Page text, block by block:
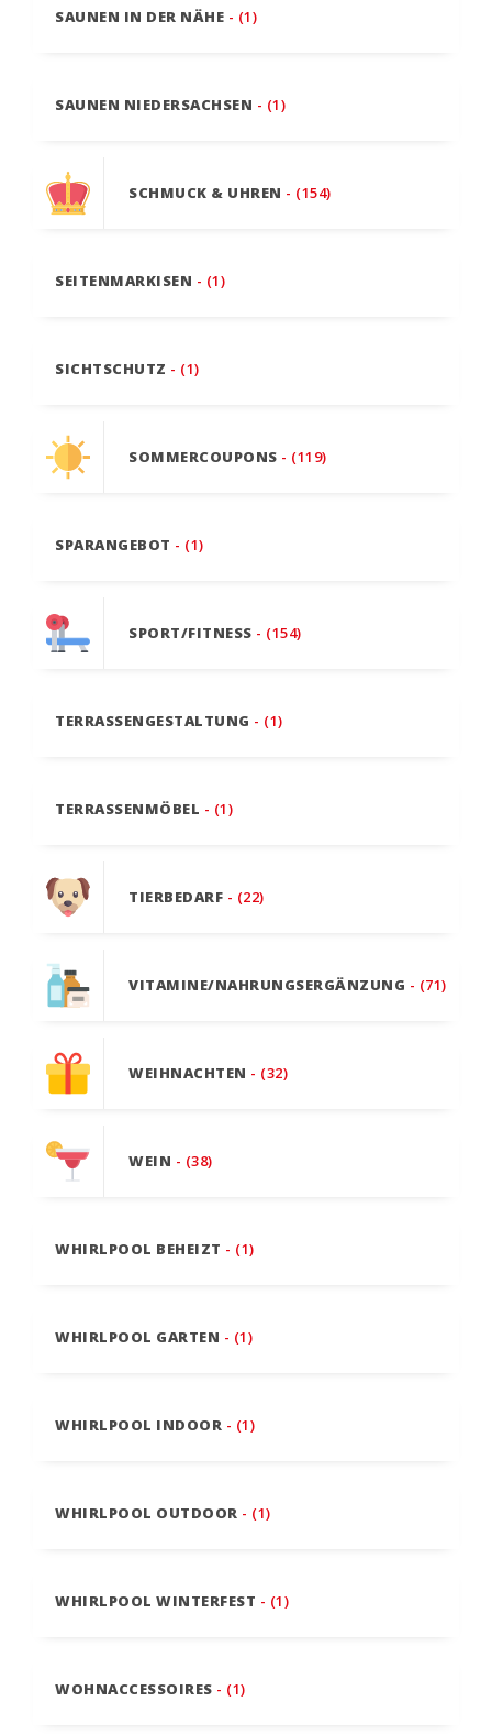
SAUNEN IN DER NÄHE - (1)
SAUNEN NIEDERSACHSEN - (1)
SCHMUCK & UHREN - (154)
SEITENMARKISEN - (1)
SICHTSCHUTZ - (1)
SOMMERCOUPONS - (119)
SPARANGEBOT - (1)
SPORT/FITNESS - (154)
TERRASSENGESTALTUNG - (1)
TERRASSENMÖBEL - (1)
TIERBEDARF - (22)
VITAMINE/NAHRUNGSERGÄNZUNG - (71)
WEIHNACHTEN - (32)
WEIN - (38)
WHIRLPOOL BEHEIZT - (1)
WHIRLPOOL GARTEN - (1)
WHIRLPOOL INDOOR - (1)
WHIRLPOOL OUTDOOR - (1)
WHIRLPOOL WINTERFEST - (1)
WOHNACCESSOIRES - (1)